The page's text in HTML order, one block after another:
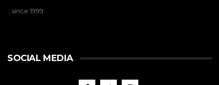
…since 1999
SOCIAL MEDIA